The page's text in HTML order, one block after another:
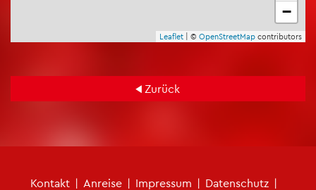
−
Leaf­let | © Open­Street­Map con­tri­bu­tors
Zu­rück
Kon­takt | An­rei­se | Im­pres­sum | Da­ten­schutz |